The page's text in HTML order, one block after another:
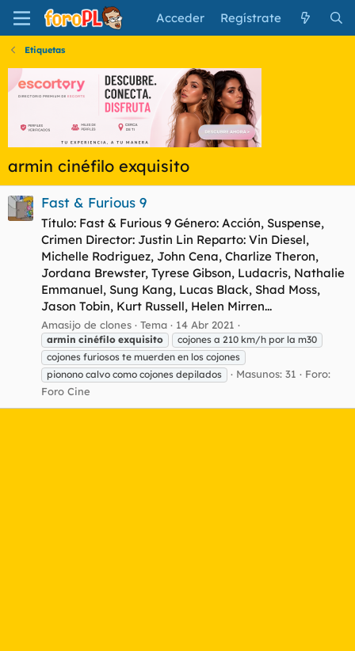
Acceder Regístrate
Etiquetas
armin cinéfilo exquisito
Fast & Furious 9
Título: Fast & Furious 9 Género: Acción, Suspense,
Crimen Director: Justin Lin Reparto: Vin Diesel,
Michelle Rodriguez, John Cena, Charlize Theron,
Jordana Brewster, Tyrese Gibson, Ludacris, Nathalie
Emmanuel, Sung Kang, Lucas Black, Shad Moss,
Jason Tobin, Kurt Russell, Helen Mirren...
Amasijo de clones Tema 14 Abr 2021
armin cinéfilo exquisito
cojones a 210 km/h por la m30
cojones furiosos te muerden en los cojones
pionono calvo como cojones depilados
Masunos: 31
Foro:
Foro Cine